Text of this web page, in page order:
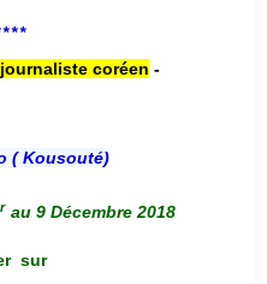
coréen -
( Kousouté)
au 9 Décembre 2018
sur